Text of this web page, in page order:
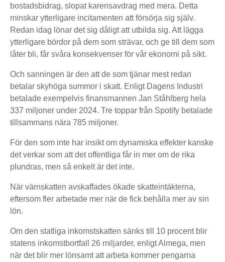
bostadsbidrag, slopat karensavdrag med mera. Detta
minskar ytterligare incitamenten att försörja sig själv.
Redan idag lönar det sig dåligt att utbilda sig. Att lägga
ytterligare bördor på dem som strävar, och ge till dem som
låter bli, får svåra konsekvenser för vår ekonomi på sikt.
Och sanningen är den att de som tjänar mest redan
betalar skyhöga summor i skatt. Enligt Dagens Industri
betalade exempelvis finansmannen Jan Ståhlberg hela
337 miljoner under 2024. Tre toppar från Spotify betalade
tillsammans nära 785 miljoner.
För den som inte har insikt om dynamiska effekter kanske
det verkar som att det offentliga får in mer om de rika
plundras, men så enkelt är det inte.
När värnskatten avskaffades ökade skatteintäkterna,
eftersom fler arbetade mer när de fick behålla mer av sin
lön.
Om den statliga inkomstskatten sänks till 10 procent blir
statens inkomstbortfall 26 miljarder, enligt Almega, men
när det blir mer lönsamt att arbeta kommer pengarna